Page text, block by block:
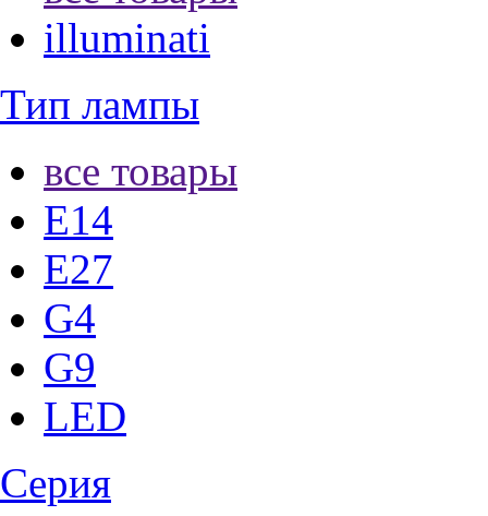
illuminati
Тип лампы
все товары
E14
E27
G4
G9
LED
Серия